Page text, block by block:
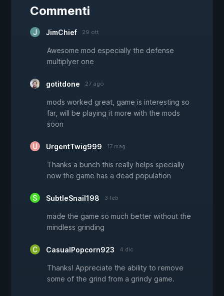
Commenti
JimChief 29 ott
Awesome mod especially the defense
multiplyer one
gotitdone 27 ago
mods worked great, game is interesting so
far, will be playing it more with the mods
soon
UrgentTwig999 17 mag
Thanks a bunch this really helps specially
now the game has a dead population
SubtleSnail198 3 feb
made the game so much better without the
mindless grinding
CasualPopcorn923 4 dic
Thanks! Appreciate the ability to remove
some of the grind from a grindy game.